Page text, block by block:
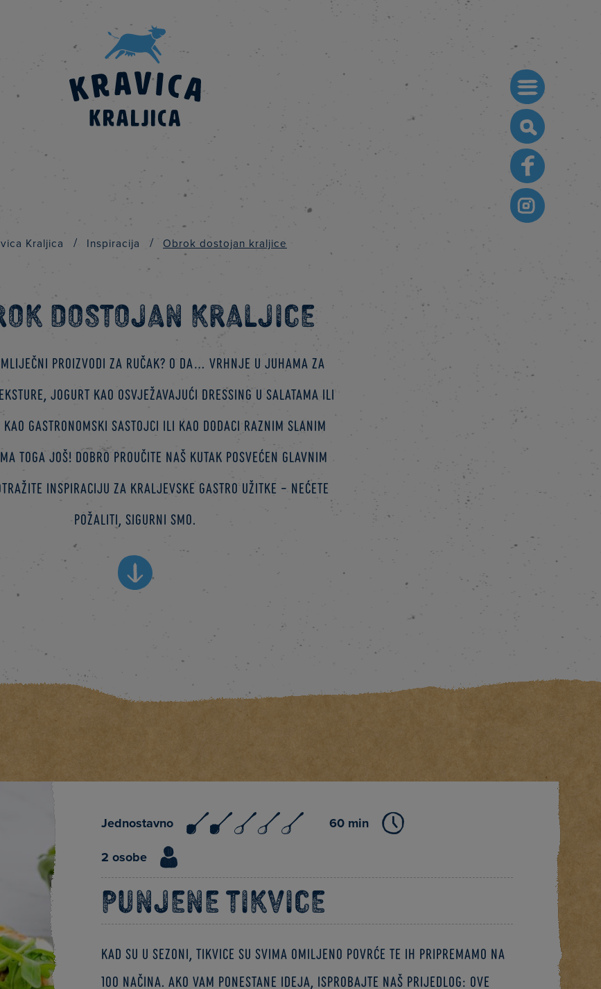
Search
for:
Kraljica / Inspiracija / Obrok dostojan kraljice
dostojan kraljice
proizvodi za ručak? O da… Vrhnje u juhama za
jogurt kao osvježavajući dressing u salatama ili
kao gastronomski sastojci ili kao dodaci raznim slanim
toga još! Dobro proučite naš kutak posvećen glavnim
inspiraciju za kraljevske gastro užitke – nećete
požaliti, sigurni smo.
Jednostavno 60 min
2 osobe
Punjene tikvice
Kad su u sezoni, tikvice su svima omiljeno povrće te ih pripremamo na
100 načina. Ako vam ponestane ideja, isprobajte naš prijedlog: ove